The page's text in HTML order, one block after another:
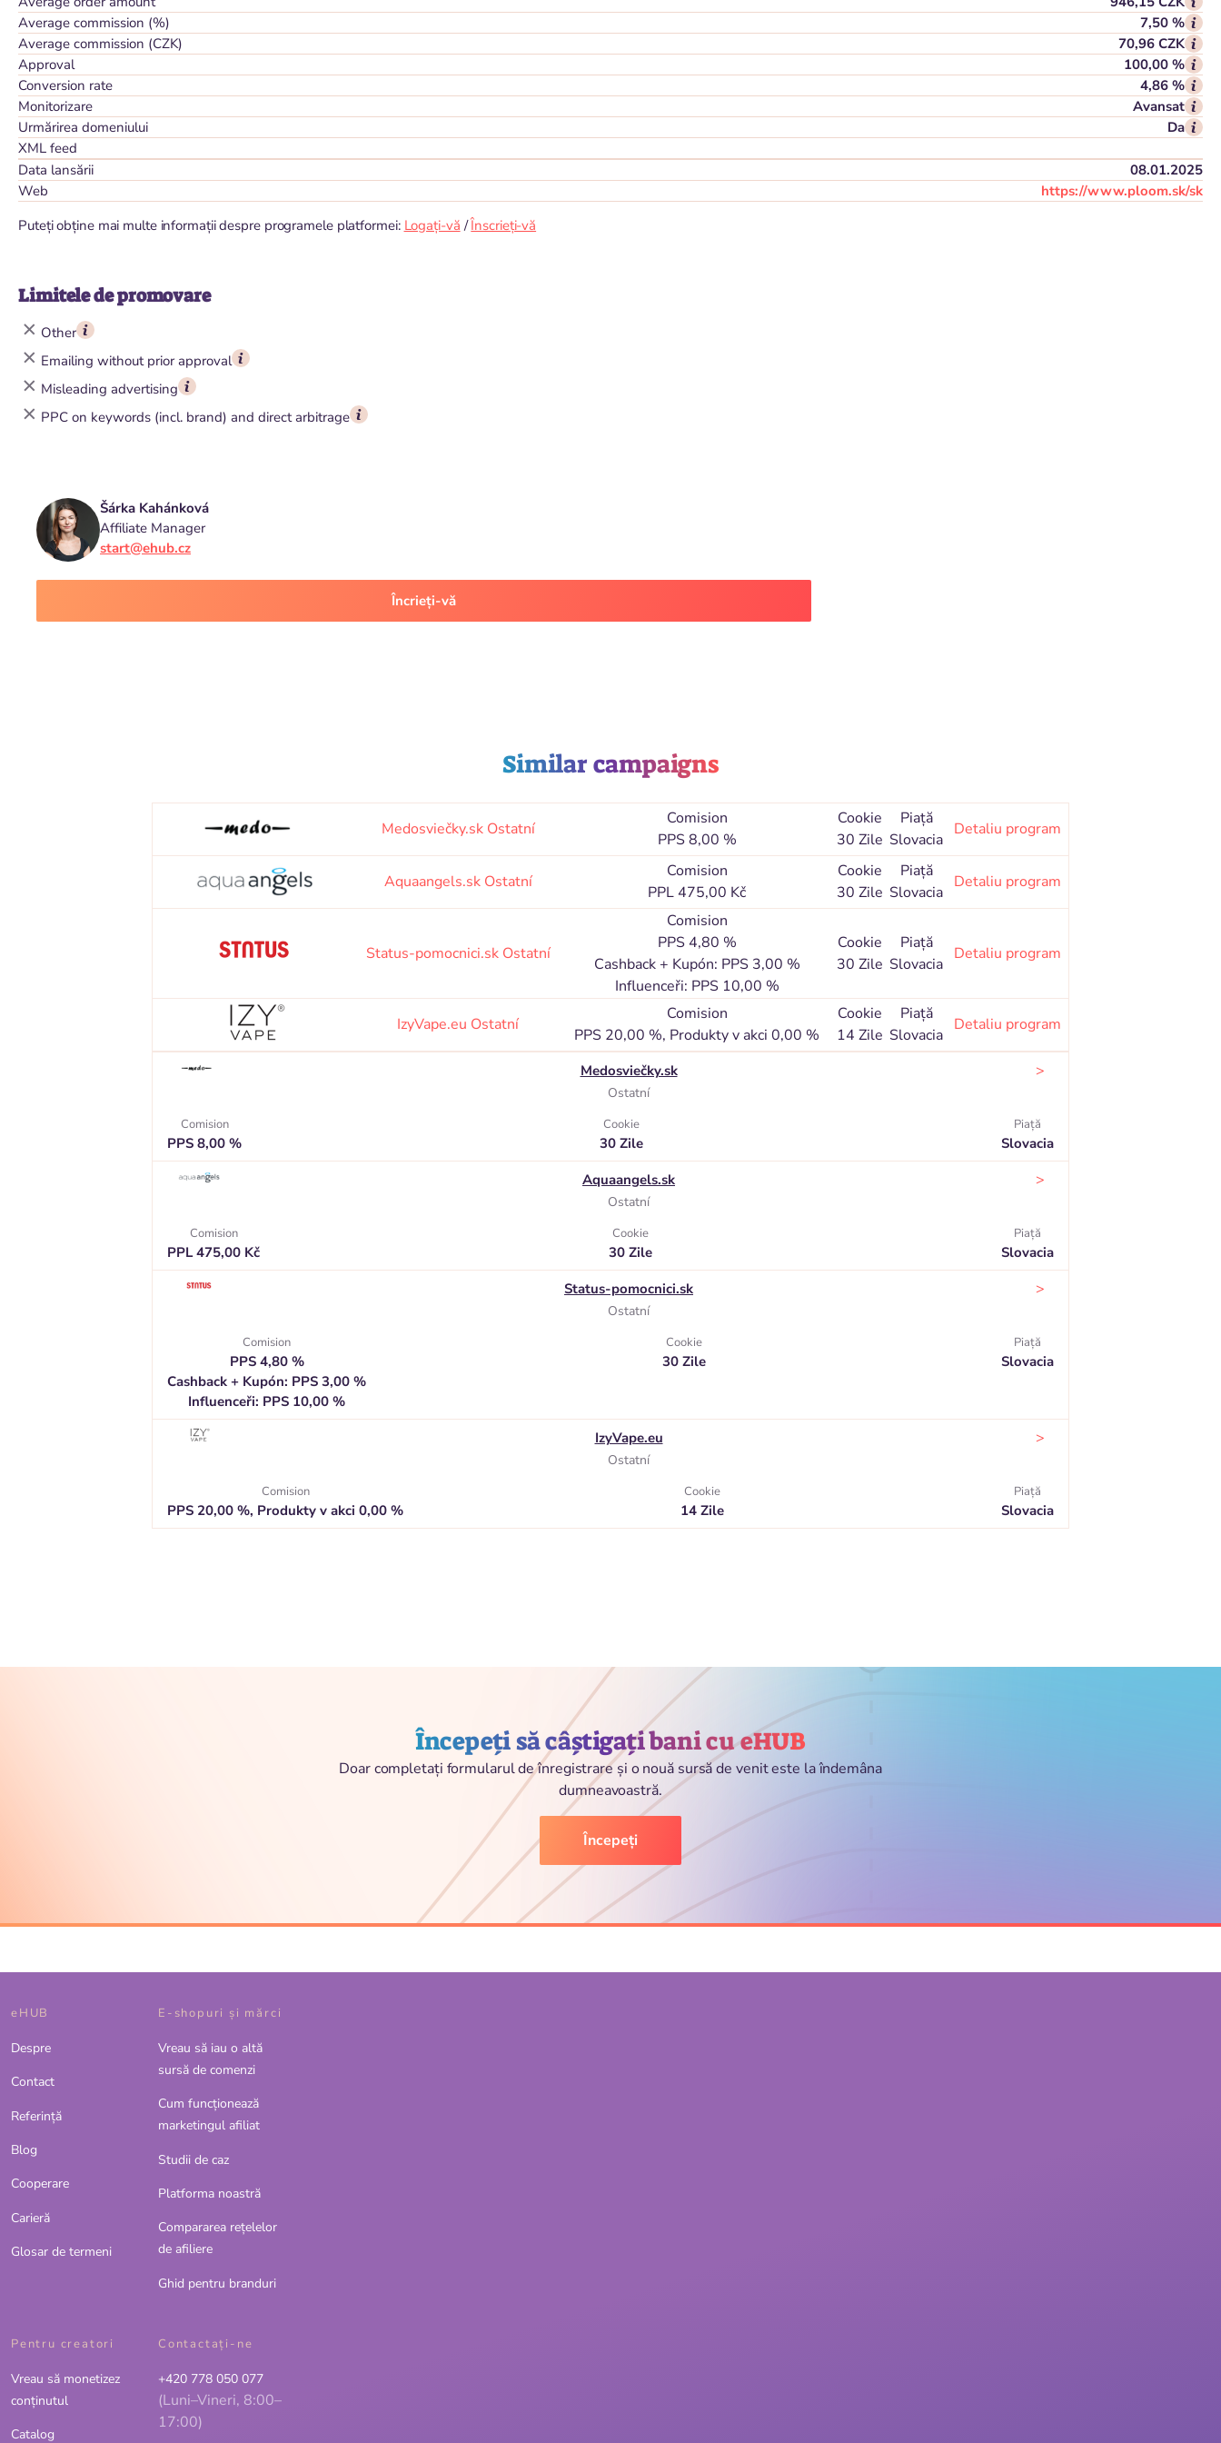
Average commission (%)
7,50 %
Average commission (CZK)
70,96 CZK
Approval
100,00 %
Conversion rate
4,86 %
Monitorizare
Avansat
Urmărirea domeniului
Da
XML feed
Data lansării
08.01.2025
Web
https://www.ploom.sk/sk
Puteți obține mai multe informații despre programele platformei: Logați-vă /Înscrieți-vă
Limitele de promovare
Other
Emailing without prior approval
Misleading advertising
PPC on keywords (incl. brand) and direct arbitrage
Šárka Kahánková
Affiliate Manager
start@ehub.cz
Încrieți-vă
Similar campaigns
Medosviečky.sk Ostatní
Comision
PPS 8,00 %
Cookie
30 Zile
Piaţă
Slovacia
Detaliu program
Aquaangels.sk Ostatní
Comision
PPL 475,00 Kč
Cookie
30 Zile
Piaţă
Slovacia
Detaliu program
Status-pomocnici.sk Ostatní
Comision
PPS 4,80 %
Cashback + Kupón: PPS 3,00 %
Influenceři: PPS 10,00 %
Cookie
30 Zile
Piaţă
Slovacia
Detaliu program
IzyVape.eu Ostatní
Comision
PPS 20,00 %, Produkty v akci 0,00 %
Cookie
14 Zile
Piaţă
Slovacia
Detaliu program
Medosviečky.sk
Ostatní
>
Comision
PPS 8,00 %
Cookie
30 Zile
Piaţă
Slovacia
Aquaangels.sk
Ostatní
>
Comision
PPL 475,00 Kč
Cookie
30 Zile
Piaţă
Slovacia
Status-pomocnici.sk
Ostatní
>
Comision
PPS 4,80 %
Cashback + Kupón: PPS 3,00 %
Influenceři: PPS 10,00 %
Cookie
30 Zile
Piaţă
Slovacia
IzyVape.eu
Ostatní
>
Comision
PPS 20,00 %, Produkty v akci 0,00 %
Cookie
14 Zile
Piaţă
Slovacia
Începeți să câștigați bani cu eHUB
Doar completați formularul de înregistrare și o nouă sursă de venit este la îndemâna
dumneavoastră.
Începeți
eHUB
Despre
Contact
Referinţă
Blog
Cooperare
Carieră
Glosar de termeni
E-shopuri și mărci
Vreau să iau o altă
sursă de comenzi
Cum funcționează
marketingul afiliat
Studii de caz
Platforma noastră
Compararea rețelelor
de afiliere
Ghid pentru branduri
Pentru creatori
Vreau să monetizez
conținutul
Catalog
Contactaţi-ne
+420 778 050 077
(Luni–Vineri, 8:00–
17:00)